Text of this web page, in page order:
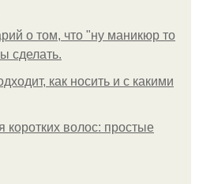
о том, что "ну маникюр то
сделать.
как носить и с какими
коротких волос: простые